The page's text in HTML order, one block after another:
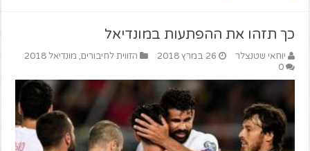
כך תזהו את ההפתעות במונדיאל
יוחאי שטנצלר 26 במרץ 2018 הזווית לחיבורים, מונדיאל 2018
0